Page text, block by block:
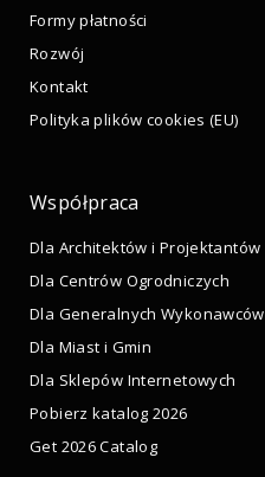
Formy płatności
Rozwój
Kontakt
Polityka plików cookies (EU)
Współpraca
Dla Architektów i Projektantów
Dla Centrów Ogrodniczych
Dla Generalnych Wykonawców
Dla Miast i Gmin
Dla Sklepów Internetowych
Pobierz katalog 2026
Get 2026 Catalog